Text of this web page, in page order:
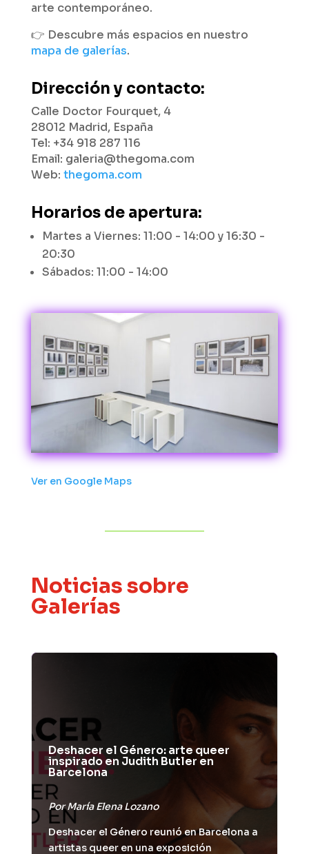
arte contemporáneo.
👉 Descubre más espacios en nuestro
mapa de galerías.
Dirección y contacto:
Calle Doctor Fourquet, 4
28012 Madrid, España
Tel: +34 918 287 116
Email: galeria@thegoma.com
Web: thegoma.com
Horarios de apertura:
Martes a Viernes: 11:00 - 14:00 y 16:30 -
20:30
Sábados: 11:00 - 14:00
Ver en Google Maps
Noticias sobre
Galerías
Deshacer el Género: arte queer
inspirado en Judith Butler en
Barcelona
PorMaría Elena Lozano
Deshacer el Género reunió en Barcelona a
artistas queer en una exposición